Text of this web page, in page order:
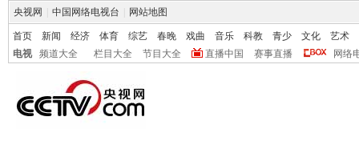
央视网 中国网络电视台 网站地图
首页 新闻 经济 体育 综艺 春晚 戏曲 音乐 科教 青少 文化
艺术
电视
频道大全 栏目大全 节目大全 直播中国 赛事直播 网络